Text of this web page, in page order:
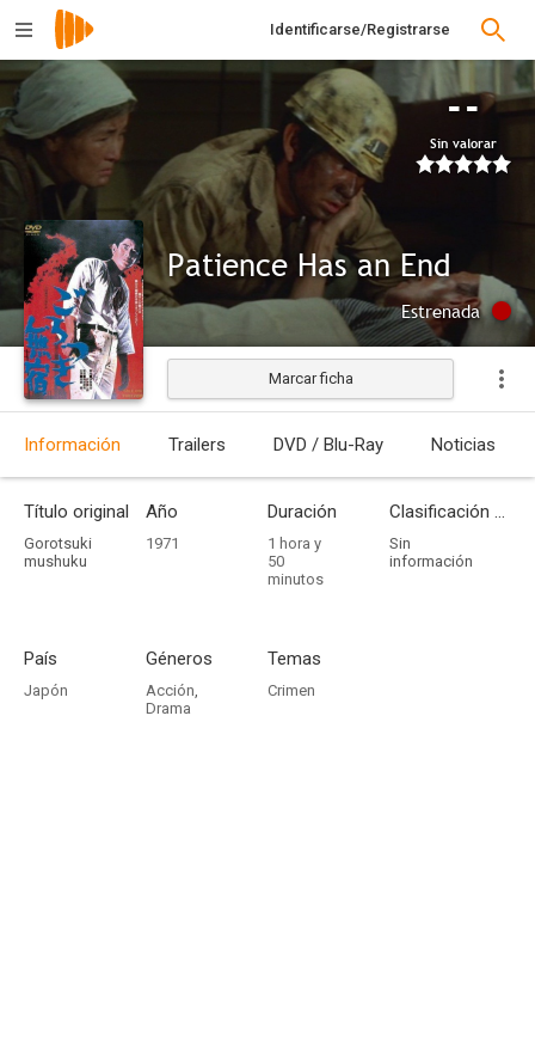
Identificarse/Registrarse
--
Sin valorar
Patience Has an End
Estrenada
Marcar ficha
Información Trailers DVD / Blu-Ray Noticias
Título original
Gorotsuki
mushuku
Año
1971
Duración
1 hora y
50
minutos
Clasificación por edades
Sin
información
País
Japón
Géneros
Acción,
Drama
Temas
Crimen